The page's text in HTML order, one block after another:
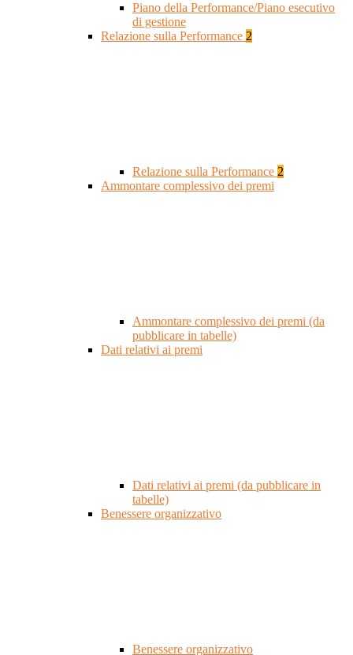
Piano della Performance/Piano esecutivo
di gestione
Relazione sulla Performance 2
Relazione sulla Performance 2
Ammontare complessivo dei premi
Ammontare complessivo dei premi (da
pubblicare in tabelle)
Dati relativi ai premi
Dati relativi ai premi (da pubblicare in
tabelle)
Benessere organizzativo
Benessere organizzativo